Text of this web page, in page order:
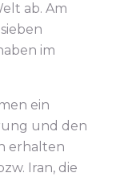
ab. Am
im
ein
und den
erhalten
Iran, die